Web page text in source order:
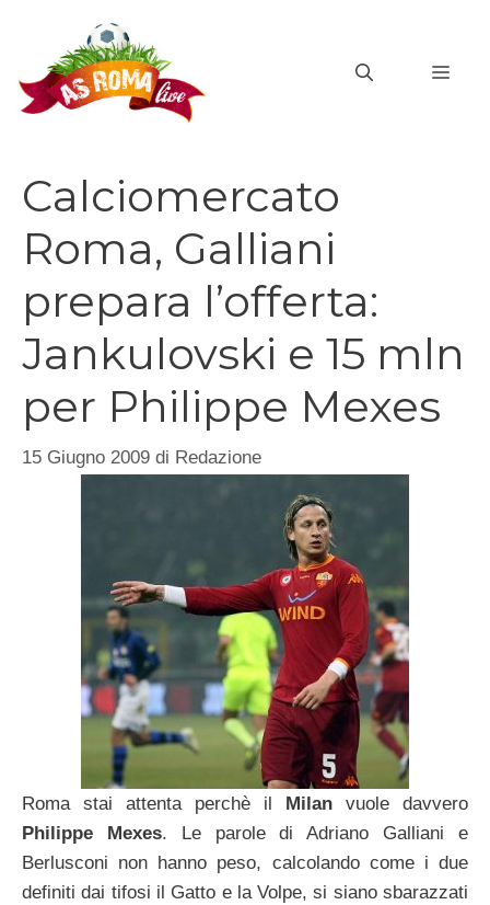
contenuto
Calciomercato
Roma, Galliani
prepara l’offerta:
Jankulovski e 15 mln
per Philippe Mexes
15 Giugno 2009 di Redazione
Roma stai attenta perchè il Milan vuole davvero
Philippe Mexes. Le parole di Adriano Galliani e
Berlusconi non hanno peso, calcolando come i due
definiti dai tifosi il Gatto e la Volpe, si siano sbarazzati